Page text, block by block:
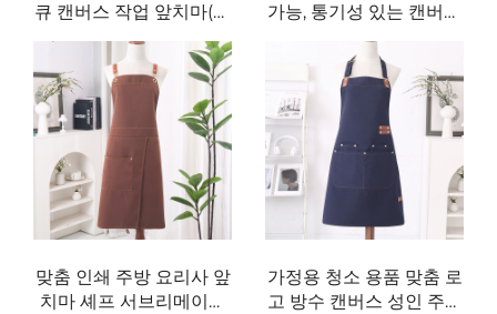
큐 캔버스 작업 앞치마(포
켓 포함)
가능, 통기성 있는 캔버스
재질 레스토랑 앞치마, 방
수 캔버스 원단 셰프 조리
용 앞치마
맞춤 인쇄 주방 요리사 앞
치마 셰프 서브리메이션
가정용 청소 용품 맞춤 로
고 방수 캔버스 성인 주방